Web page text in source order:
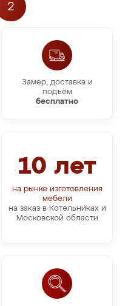
2
Замер, доставка и
подъём
бесплатно
10 лет
на рынке изготовления
мебели
на заказ в Котельниках и
Московской области